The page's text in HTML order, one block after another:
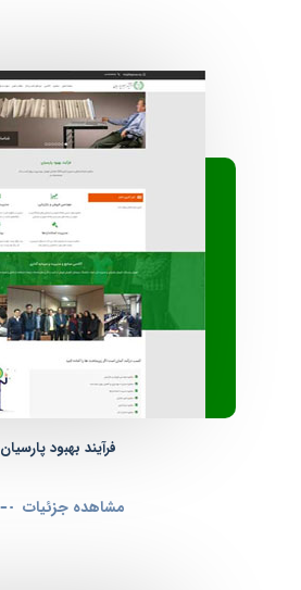
فرآیند بهبود پارسیان
مشاهده جزئیات